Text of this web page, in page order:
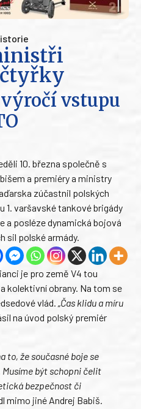
čtyřky
vstupu
10. března společně s
a premiéry a ministry
zúčastnil polských
1. varšavské tankové brigády
a posléze dynamická bojová
sil polské armády.
je pro země V4 tou
kolektivní obrany. Na tom se
vlád. „Čas klidu a míru
na úvod polský premiér
to, že současné boje se
Musíme být schopni čelit
bezpečnost či
mimo jiné Andrej Babiš.